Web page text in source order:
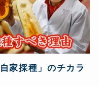
家採種」のチカラ